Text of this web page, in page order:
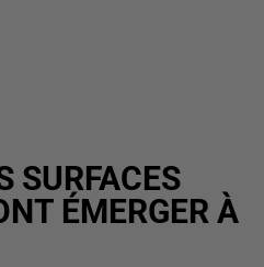
SURFACES
ÉMERGER À